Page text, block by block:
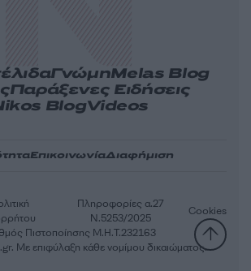
ΓνώμηMelas Blog
Παράξενες Ειδήσεις
BlogVideos
ΕπικοινωνίαΔιαφήμιση
Πιστοποίησης Μ.Η.Τ.232163
Πληροφορίες α.27
Ν.5253/2025
Cookies
Με επιφύλαξη κάθε νομίμου δικαιώματος.